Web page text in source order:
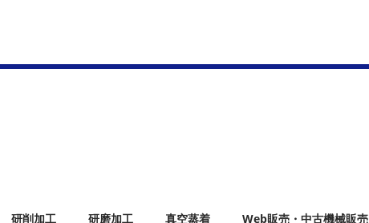
研削加工 研磨加工 真空蒸着 Web販売・中古機械販売